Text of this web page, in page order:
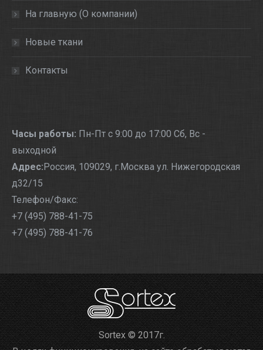
На главную (О компании)
Новые ткани
Контакты
Часы работы: Пн-Пт с 9:00 до 17:00 Сб, Вс -
выходной
Адрес:Россия, 109029, г.Москва ул. Нижегородская
д32/15
Телефон/Факс:
+7 (495) 788-41-75
+7 (495) 788-41-76
Sortex © 2017г.